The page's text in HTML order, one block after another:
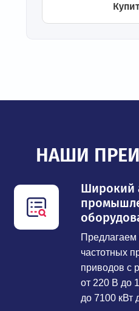
НАШИ
Широкий
частотных
приводов с
от 220 В до
до 7100 кВт